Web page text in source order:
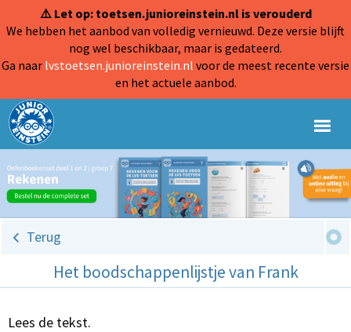
⚠️ Let op: toetsen.junioreinstein.nl is verouderd
We hebben het aanbod van volledig vernieuwd. Deze versie blijft
nog wel beschikbaar, maar is gedateerd.
Ga naar lvstoetsen.junioreinstein.nl voor de meest recente versie
en het actuele aanbod.
Terug
Het boodschappenlijstje van Frank
Lees de tekst.